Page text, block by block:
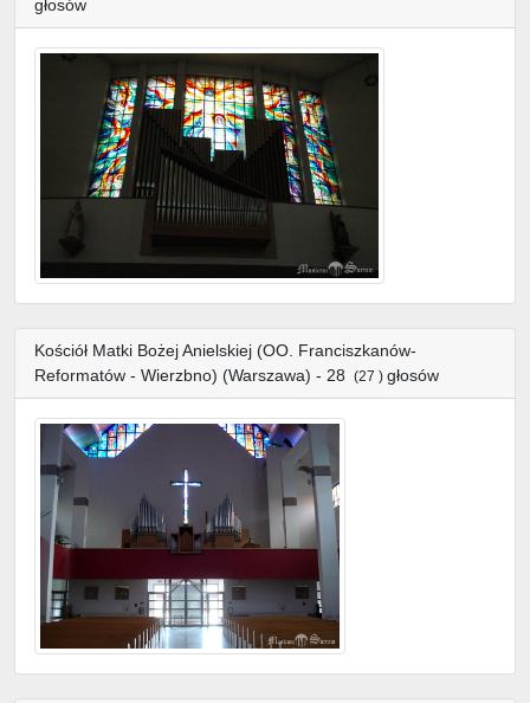
głosów
Kościół Matki Bożej Anielskiej (OO. Franciszkanów-
Reformatów - Wierzbno) (Warszawa) - 28 (27 ) głosów